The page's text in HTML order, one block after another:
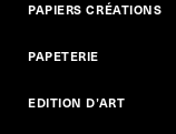
PAPIERS CRÉATIONS
PAPETERIE
EDITION D’ART